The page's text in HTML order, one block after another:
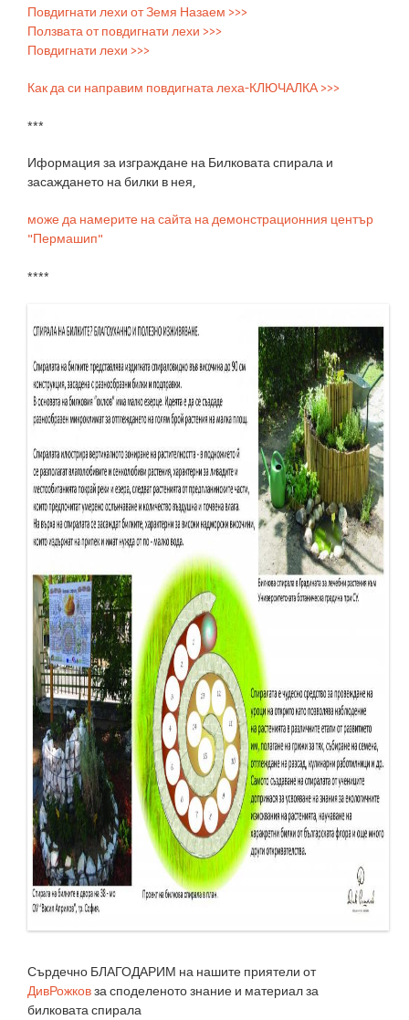
Повдигнати лехи от Земя Назаем >>>
Ползвата от повдигнати лехи >>>
Повдигнати лехи >>>
Как да си направим повдигната леха-КЛЮЧАЛКА >>>
***
Иформация за изграждане на Билковата спирала и
засаждането на билки в нея,
може да намерите на сайта на демонстрационния център
"Пермашип"
****
Сърдечно БЛАГОДАРИМ на нашите приятели от
ДивРожковза споделеното знание и материал за
билковата спирала